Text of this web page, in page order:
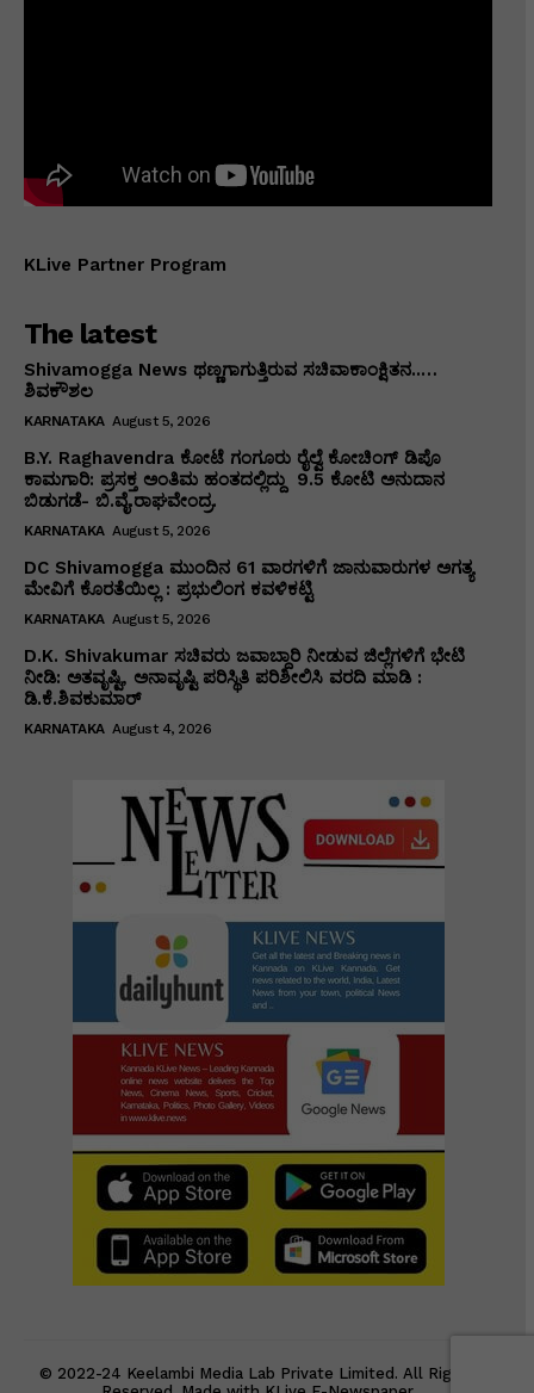
KLive Partner Program
The latest
Shivamogga News ಥಣ್ಣಗಾಗುತ್ತಿರುವ ಸಚಿವಾಕಾಂಕ್ಷಿತನ..…
ಶಿವಕೌಶಲ
KARNATAKA August 5, 2026
B.Y. Raghavendra ಕೋಟೆ ಗಂಗೂರು ರೈಲ್ವೆ ಕೋಚಿಂಗ್ ಡಿಪೊ
ಕಾಮಗಾರಿ: ಪ್ರಸಕ್ತ ಅಂತಿಮ ಹಂತದಲ್ಲಿದ್ದು ₹ 9.5 ಕೋಟಿ ಅನುದಾನ
ಬಿಡುಗಡೆ- ಬಿ.ವೈ.ರಾಘವೇಂದ್ರ.
KARNATAKA August 5, 2026
DC Shivamogga ಮುಂದಿನ 61 ವಾರಗಳಿಗೆ ಜಾನುವಾರುಗಳ ಅಗತ್ಯ
ಮೇವಿಗೆ ಕೊರತೆಯಿಲ್ಲ : ಪ್ರಭುಲಿಂಗ ಕವಳಿಕಟ್ಟಿ
KARNATAKA August 5, 2026
D.K. Shivakumar ಸಚಿವರು ಜವಾಬ್ದಾರಿ ನೀಡುವ ಜಿಲ್ಲೆಗಳಿಗೆ ಭೇಟಿ
ನೀಡಿ: ಅತವೃಷ್ಟಿ, ಅನಾವೃಷ್ಟಿ ಪರಿಸ್ಥಿತಿ ಪರಿಶೀಲಿಸಿ ವರದಿ ಮಾಡಿ :
ಡಿ.ಕೆ.ಶಿವಕುಮಾರ್
KARNATAKA August 4, 2026
© 2022-24 Keelambi Media Lab Private Limited. All Rights